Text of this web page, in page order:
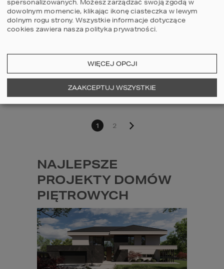
117,40m
2 2
porównaj
1 2
NAJLEPSZE
PROJEKTY DOMÓW
PIĘTROWYCH
spersonalizowanych. Możesz zarządzać swoją zgodą w
dowolnym momencie, klikając ikonę ciasteczka w lewym
dolnym rogu strony. Wszystkie informacje dotyczące
cookies zawiera nasza polityka prywatności.
WIĘCEJ OPCJI
ZAAKCEPTUJ WSZYSTKIE